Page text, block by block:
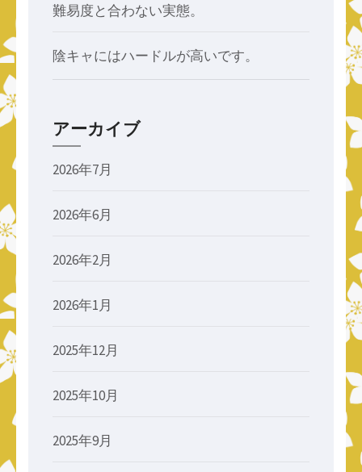
難易度と合わない実態。
陰キャにはハードルが高いです。
アーカイブ
2026年7月
2026年6月
2026年2月
2026年1月
2025年12月
2025年10月
2025年9月